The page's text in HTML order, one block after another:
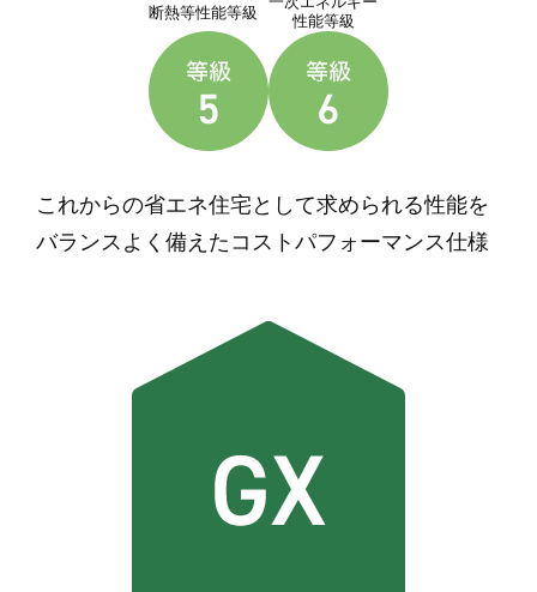
断熱等性能等級
性能等級
これからの省エネ住宅として求められる性能を
バランスよく備えたコストパフォーマンス仕様